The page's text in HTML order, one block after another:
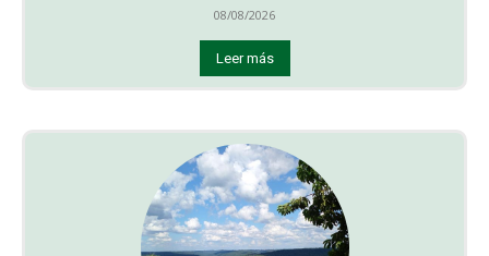
08/08/2026
Leer más